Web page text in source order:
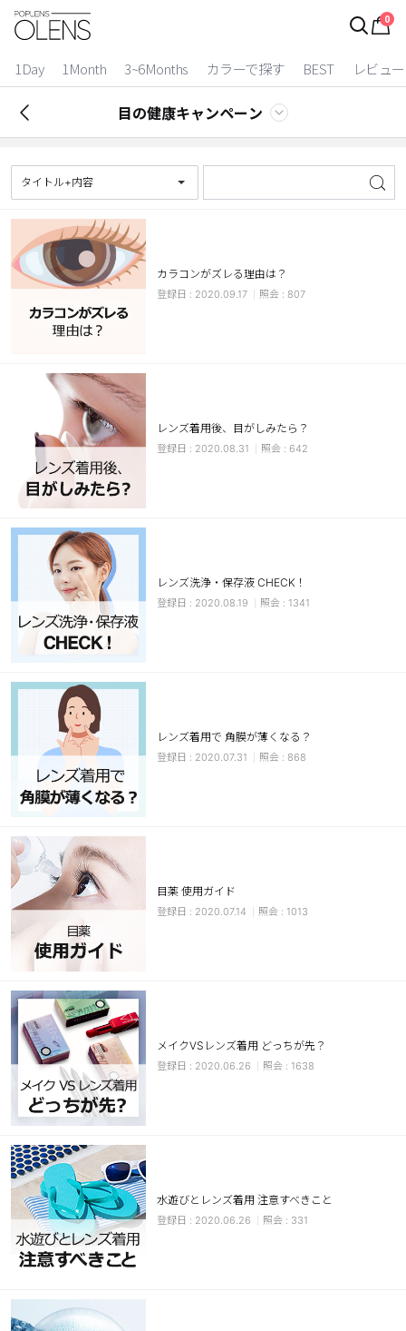
0
1Day 1Month 3~6Months カラーで探す BEST レビュー
ログイン
カラコン比較
今月限定特典
ベスト
カラコン
装着期間
1 Day
2 Weeks
1 Month
カラー
ブラウン
チョコ
グレー
ヘーゼル
ブルー
透明
ハロウィンカラコン
ケア用品
レビュー
EYEしてる
総合掲示板
カスタマーサービス
ショッピングガイド
アプリダウンロード
INSTAGRAM TWITTER
目の健康キャンペーン
タイトル+内容
カラコンがズレる理由は？
2020.09.17 807
レンズ着用後、目がしみたら？
2020.08.31 642
レンズ洗浄・保存液 CHECK！
2020.08.19 1341
レンズ着用で 角膜が薄くなる？
2020.07.31 868
目薬 使用ガイド
2020.07.14 1013
メイクVSレンズ着用 どっちが先？
2020.06.26 1638
水遊びとレンズ着用 注意すべきこと
2020.06.26 331